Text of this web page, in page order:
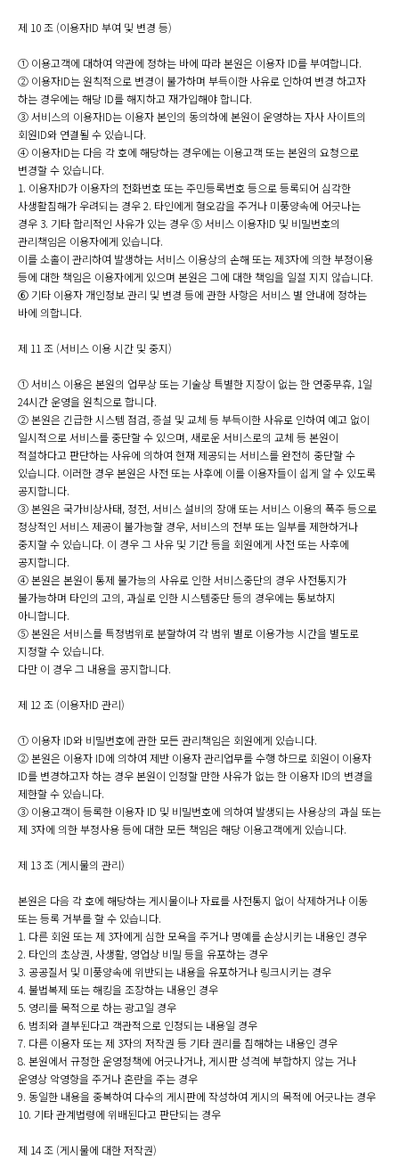
제 10 조 (이용자ID 부여 및 변경 등)
① 이용고객에 대하여 약관에 정하는 바에 따라 본원은 이용자 ID를 부여합니다.
② 이용자ID는 원칙적으로 변경이 불가하며 부득이한 사유로 인하여 변경 하고자
하는 경우에는 해당 ID를 해지하고 재가입해야 합니다.
③ 서비스의 이용자ID는 이용자 본인의 동의하에 본원이 운영하는 자사 사이트의
회원ID와 연결될 수 있습니다.
④ 이용자ID는 다음 각 호에 해당하는 경우에는 이용고객 또는 본원의 요청으로
변경할 수 있습니다.
1. 이용자ID가 이용자의 전화번호 또는 주민등록번호 등으로 등록되어 심각한
사생활침해가 우려되는 경우 2. 타인에게 혐오감을 주거나 미풍양속에 어긋나는
경우 3. 기타 합리적인 사유가 있는 경우 ⑤ 서비스 이용자ID 및 비밀번호의
관리책임은 이용자에게 있습니다.
이를 소홀이 관리하여 발생하는 서비스 이용상의 손해 또는 제3자에 의한 부정이용
등에 대한 책임은 이용자에게 있으며 본원은 그에 대한 책임을 일절 지지 않습니다.
⑥ 기타 이용자 개인정보 관리 및 변경 등에 관한 사항은 서비스 별 안내에 정하는
바에 의합니다.
제 11 조 (서비스 이용 시간 및 중지)
① 서비스 이용은 본원의 업무상 또는 기술상 특별한 지장이 없는 한 연중무휴, 1일
24시간 운영을 원칙으로 합니다.
② 본원은 긴급한 시스템 점검, 증설 및 교체 등 부득이한 사유로 인하여 예고 없이
일시적으로 서비스를 중단할 수 있으며, 새로운 서비스로의 교체 등 본원이
적절하다고 판단하는 사유에 의하여 현재 제공되는 서비스를 완전히 중단할 수
있습니다. 이러한 경우 본원은 사전 또는 사후에 이를 이용자들이 쉽게 알 수 있도록
공지합니다.
③ 본원은 국가비상사태, 정전, 서비스 설비의 장애 또는 서비스 이용의 폭주 등으로
정상적인 서비스 제공이 불가능할 경우, 서비스의 전부 또는 일부를 제한하거나
중지할 수 있습니다. 이 경우 그 사유 및 기간 등을 회원에게 사전 또는 사후에
공지합니다.
④ 본원은 본원이 통제 불가능의 사유로 인한 서비스중단의 경우 사전통지가
불가능하며 타인의 고의, 과실로 인한 시스템중단 등의 경우에는 통보하지
아니합니다.
⑤ 본원은 서비스를 특정범위로 분할하여 각 범위 별로 이용가능 시간을 별도로
지정할 수 있습니다.
다만 이 경우 그 내용을 공지합니다.
제 12 조 (이용자ID 관리)
① 이용자 ID와 비밀번호에 관한 모든 관리책임은 회원에게 있습니다.
② 본원은 이용자 ID에 의하여 제반 이용자 관리업무를 수행 하므로 회원이 이용자
ID를 변경하고자 하는 경우 본원이 인정할 만한 사유가 없는 한 이용자 ID의 변경을
제한할 수 있습니다.
③ 이용고객이 등록한 이용자 ID 및 비밀번호에 의하여 발생되는 사용상의 과실 또는
제 3자에 의한 부정사용 등에 대한 모든 책임은 해당 이용고객에게 있습니다.
제 13 조 (게시물의 관리)
본원은 다음 각 호에 해당하는 게시물이나 자료를 사전통지 없이 삭제하거나 이동
또는 등록 거부를 할 수 있습니다.
1. 다른 회원 또는 제 3자에게 심한 모욕을 주거나 명예를 손상시키는 내용인 경우
2. 타인의 초상권, 사생활, 영업상 비밀 등을 유포하는 경우
3. 공공질서 및 미풍양속에 위반되는 내용을 유포하거나 링크시키는 경우
4. 불법복제 또는 해킹을 조장하는 내용인 경우
5. 영리를 목적으로 하는 광고일 경우
6. 범죄와 결부된다고 객관적으로 인정되는 내용일 경우
7. 다른 이용자 또는 제 3자의 저작권 등 기타 권리를 침해하는 내용인 경우
8. 본원에서 규정한 운영정책에 어긋나거나, 게시판 성격에 부합하지 않는 거나
운영상 악영향을 주거나 혼란을 주는 경우
9. 동일한 내용을 중복하여 다수의 게시판에 작성하여 게시의 목적에 어긋나는 경우
10. 기타 관계법령에 위배된다고 판단되는 경우
제 14 조 (게시물에 대한 저작권)